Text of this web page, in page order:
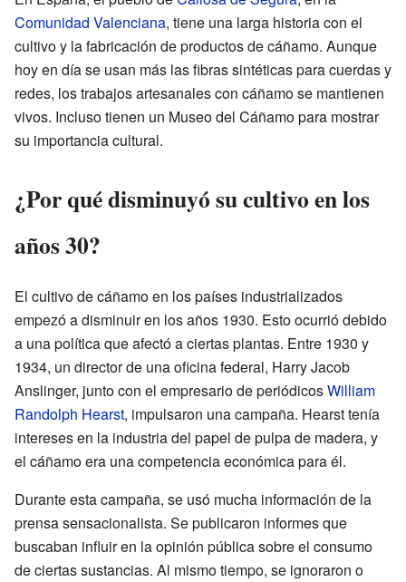
Comunidad Valenciana, tiene una larga historia con el
cultivo y la fabricación de productos de cáñamo. Aunque
hoy en día se usan más las fibras sintéticas para cuerdas y
redes, los trabajos artesanales con cáñamo se mantienen
vivos. Incluso tienen un Museo del Cáñamo para mostrar
su importancia cultural.
¿Por qué disminuyó su cultivo en los
años 30?
El cultivo de cáñamo en los países industrializados
empezó a disminuir en los años 1930. Esto ocurrió debido
a una política que afectó a ciertas plantas. Entre 1930 y
1934, un director de una oficina federal, Harry Jacob
Anslinger, junto con el empresario de periódicosWilliam
Randolph Hearst, impulsaron una campaña. Hearst tenía
intereses en la industria del papel de pulpa de madera, y
el cáñamo era una competencia económica para él.
Durante esta campaña, se usó mucha información de la
prensa sensacionalista. Se publicaron informes que
buscaban influir en la opinión pública sobre el consumo
de ciertas sustancias. Al mismo tiempo, se ignoraron o